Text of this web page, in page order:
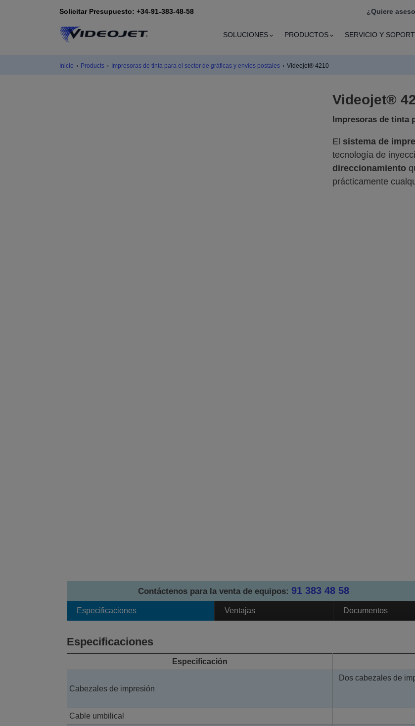
Solicitar Presupuesto: +34-91-383-48-58 ¿Quiere
SOLUCIONES PRODUCTOS SERVICIO Y
Inicio › Products › Impresoras de tinta para el sector de gráficas y envíos postales › Videojet® 4210
Videojet®
Impresoras de tinta
El sistema de
tecnología de
direccionamiento
prácticamente
Contáctenos para la venta de equipos:91 383 48 58
Especificaciones Ventajas Documentos
Especificaciones
Especificación
Cabezales de impresión
Dos cabezales de
Cable umbilical